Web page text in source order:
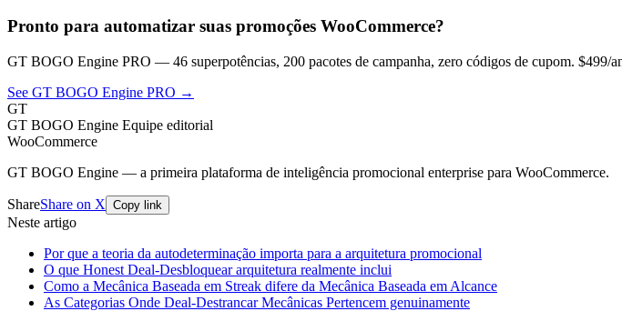
Pronto para automatizar suas promoções WooCommerce?
GT BOGO Engine PRO — 46 superpotências, 200 pacotes de campanha, zero códigos de cupom. $499/
See GT BOGO Engine PRO →
GT
GT BOGO Engine Equipe editorial
WooCommerce
GT BOGO Engine — a primeira plataforma de inteligência promocional enterprise para WooCommerce.
ShareShare on X Copy link
Neste artigo
Por que a teoria da autodeterminação importa para a arquitetura promocional
O que Honest Deal-Desbloquear arquitetura realmente inclui
Como a Mecânica Baseada em Streak difere da Mecânica Baseada em Alcance
As Categorias Onde Deal-Destrancar Mecânicas Pertencem genuinamente